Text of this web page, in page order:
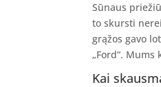
Sūnaus
to skursti
grąžos gavo
„Ford“.
Kai